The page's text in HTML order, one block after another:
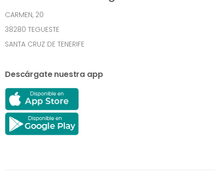
CARMEN, 20
38280 TEGUESTE
SANTA CRUZ DE TENERIFE
Descárgate nuestra app